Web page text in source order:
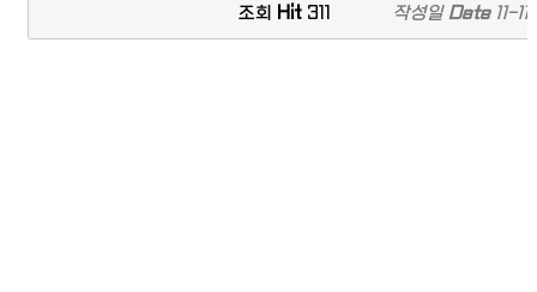
조회 Hit311 작성일Date11-11